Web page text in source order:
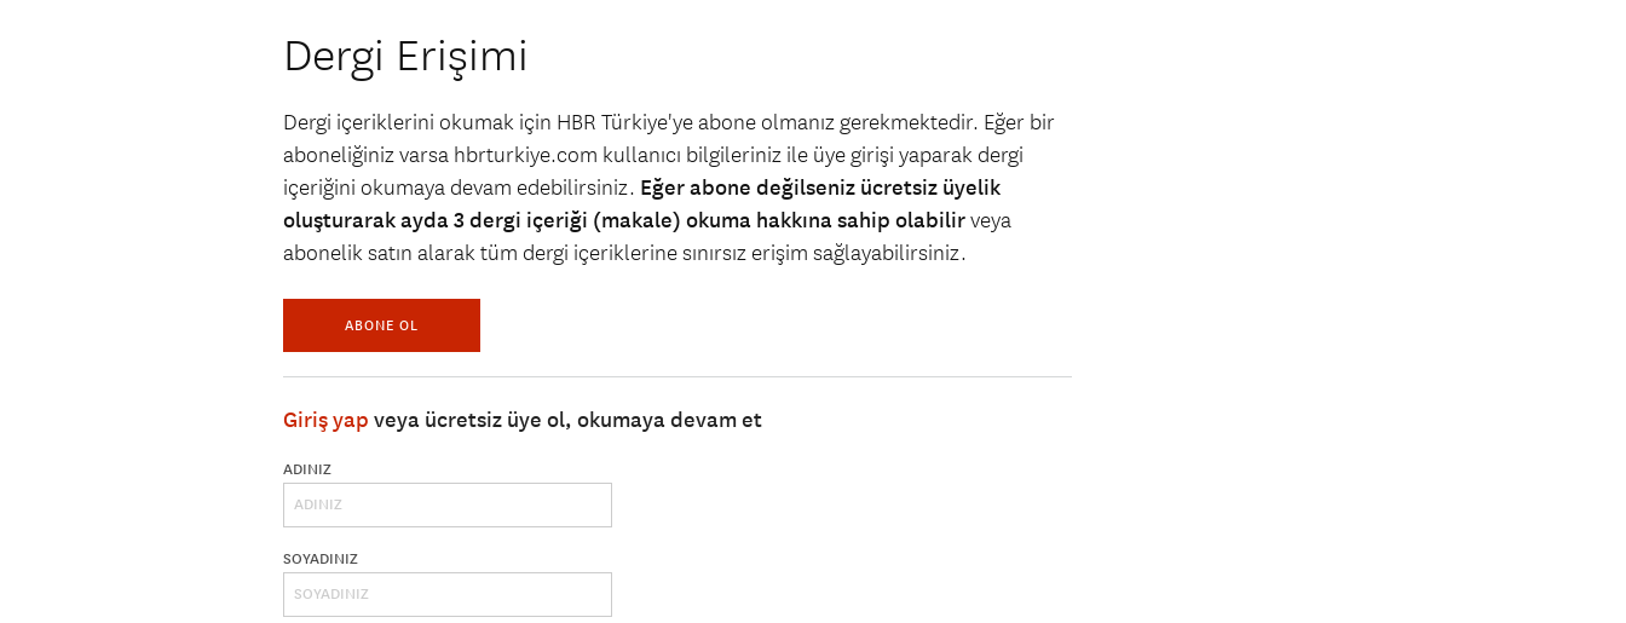
Dergi Erişimi
Dergi içeriklerini okumak için HBR Türkiye'ye abone olmanız gerekmektedir. Eğer bir
aboneliğiniz varsa hbrturkiye.com kullanıcı bilgileriniz ile üye girişi yaparak dergi
içeriğini okumaya devam edebilirsiniz. Eğer abone değilseniz ücretsiz üyelik
oluşturarak ayda 3 dergi içeriği (makale) okuma hakkına sahip olabilirveya
abonelik satın alarak tüm dergi içeriklerine sınırsız erişim sağlayabilirsiniz.
ABONE OL
Giriş yap veya ücretsiz üye ol, okumaya devam et
ADINIZ
SOYADINIZ